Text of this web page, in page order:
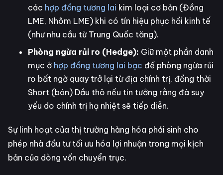
các hợp đồng tương lai kim loại cơ bản (Đồng
LME, Nhôm LME) khi có tín hiệu phục hồi kinh tế
(như nhu cầu từ Trung Quốc tăng).
Phòng ngừa rủi ro (Hedge): Giữ một phần danh
mục ở hợp đồng tương lai bạc để phòng ngừa rủi
ro bất ngờ quay trở lại từ địa chính trị, đồng thời
Short (bán) Dầu thô nếu tin tưởng rằng đà suy
yếu do chính trị hạ nhiệt sẽ tiếp diễn.
Sự linh hoạt của thị trường hàng hóa phái sinh cho
phép nhà đầu tư tối ưu hóa lợi nhuận trong mọi kịch
bản của dòng vốn chuyển trục.